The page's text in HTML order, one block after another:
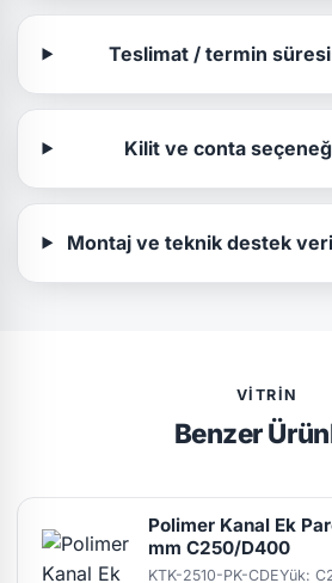
Teslimat / termin
Kilit ve conta
Montaj ve teknik destek
VITRIN
Benzer
Polimer Kanal Ek
mm C250/D400
KTK-2510-PK-CDEYük: